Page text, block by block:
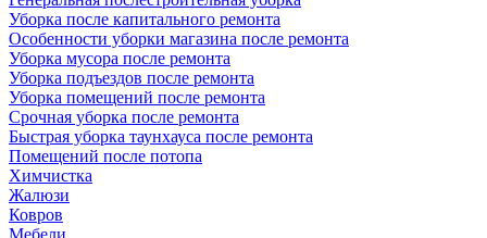
Уборка после капитального ремонта
Особенности уборки магазина после ремонта
Уборка мусора после ремонта
Уборка подъездов после ремонта
Уборка помещений после ремонта
Срочная уборка после ремонта
Быстрая уборка таунхауса после ремонта
Помещений после потопа
Химчистка
Жалюзи
Ковров
Мебели